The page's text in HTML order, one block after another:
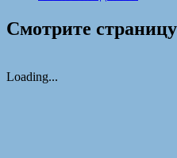
Смотрите
Loading...